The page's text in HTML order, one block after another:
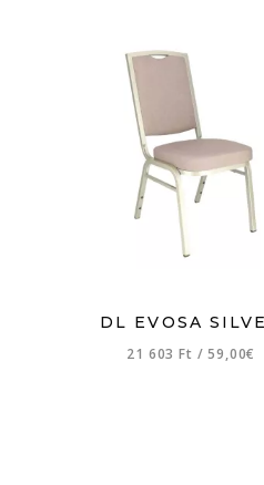
DL EVOSA
21 603 Ft / 59,00€